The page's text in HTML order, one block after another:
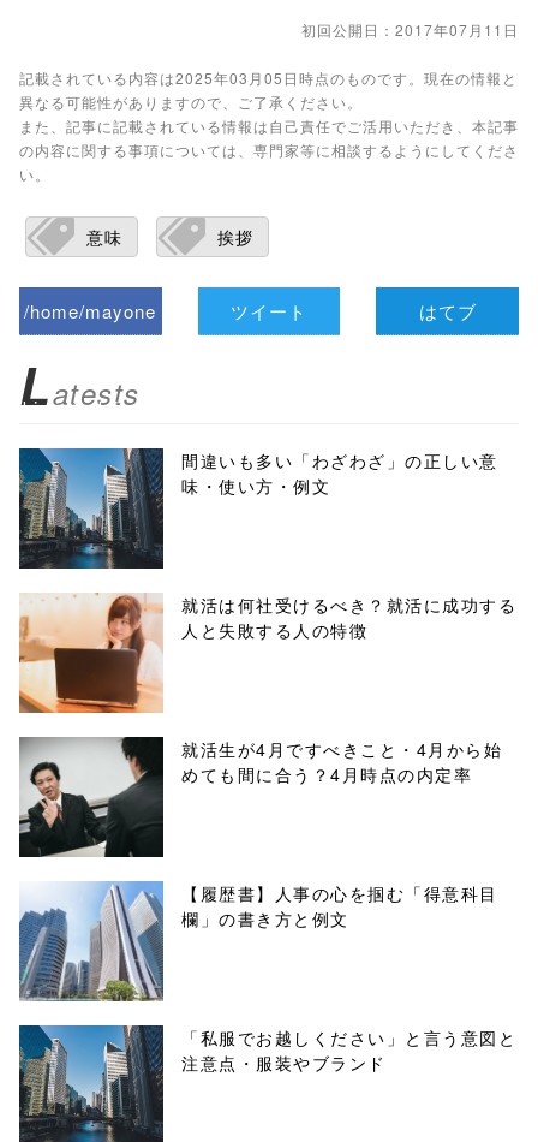
初回公開日：2017年07月11日
記載されている内容は2025年03月05日時点のものです。現在の情報と
異なる可能性がありますので、ご了承ください。
また、記事に記載されている情報は自己責任でご活用いただき、本記事
の内容に関する事項については、専門家等に相談するようにしてくださ
い。
意味 挨拶
/home/mayone
biz.jp/public_ht
ml/wp-
content/themes
/tapbiz_theme/
parts/sns-
buttons.php on
line10
/1001376"
onclick="windo
w.open(this.hre
f, 'Gwindow',
'width=550,
height=450,
menubar=no,
toolbar=no,
scrollbars=yes'
ツイート はてブ
Latests
間違いも多い「わざわざ」の正しい意
味・使い方・例文
就活は何社受けるべき？就活に成功する
人と失敗する人の特徴
就活生が4月ですべきこと・4月から始
めても間に合う？4月時点の内定率
【履歴書】人事の心を掴む「得意科目
欄」の書き方と例文
「私服でお越しください」と言う意図と
注意点・服装やブランド